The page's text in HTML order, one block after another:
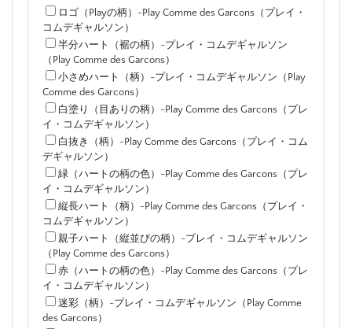
ロゴ（Playの柄）-Play Comme des Garcons（プレイ・
コムデギャルソン）
半分ハート（裾の柄）-プレイ・コムデギャルソン
（Play Comme des Garcons）
小さめハート（柄）-プレイ・コムデギャルソン（Play
Comme des Garcons）
白塗り（目ありの柄）-Play Comme des Garcons（プレ
イ・コムデギャルソン）
白抜き（柄）-Play Comme des Garcons（プレイ・コム
デギャルソン）
緑（ハートの柄の色）-Play Comme des Garcons（プレ
イ・コムデギャルソン）
縦長ハート（柄）-Play Comme des Garcons（プレイ・
コムデギャルソン）
親子ハート（縦並びの柄）-プレイ・コムデギャルソン
（Play Comme des Garcons）
赤（ハートの柄の色）-Play Comme des Garcons（プレ
イ・コムデギャルソン）
迷彩（柄）-プレイ・コムデギャルソン（Play Comme
des Garcons）